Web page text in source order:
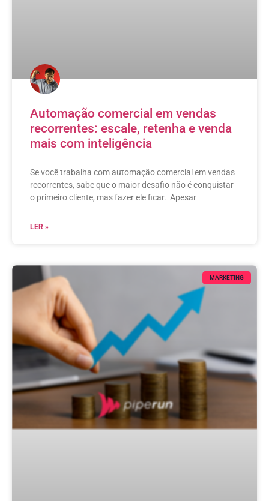
Automação comercial em vendas
recorrentes: escale, retenha e venda
mais com inteligência
Se você trabalha com automação comercial em vendas
recorrentes, sabe que o maior desafio não é conquistar
o primeiro cliente, mas fazer ele ficar. Apesar
LER »
MARKETING